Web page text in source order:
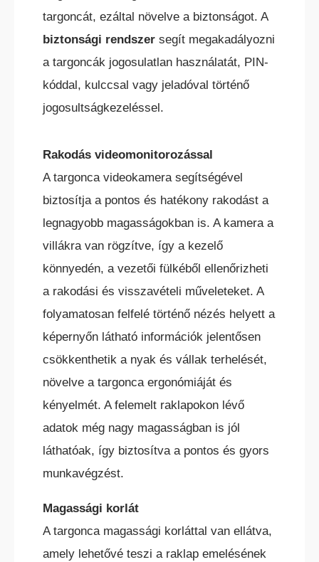
targoncát, ezáltal növelve a biztonságot. A
biztonsági rendszer segít megakadályozni
a targoncák jogosulatlan használatát, PIN-
kóddal, kulccsal vagy jeladóval történő
jogosultságkezeléssel.
Rakodás videomonitorozással
A targonca videokamera segítségével
biztosítja a pontos és hatékony rakodást a
legnagyobb magasságokban is. A kamera a
villákra van rögzítve, így a kezelő
könnyedén, a vezetői fülkéből ellenőrizheti
a rakodási és visszavételi műveleteket. A
folyamatosan felfelé történő nézés helyett a
képernyőn látható információk jelentősen
csökkenthetik a nyak és vállak terhelését,
növelve a targonca ergonómiáját és
kényelmét. A felemelt raklapokon lévő
adatok még nagy magasságban is jól
láthatóak, így biztosítva a pontos és gyors
munkavégzést.
Magassági korlát
A targonca magassági korláttal van ellátva,
amely lehetővé teszi a raklap emelésének